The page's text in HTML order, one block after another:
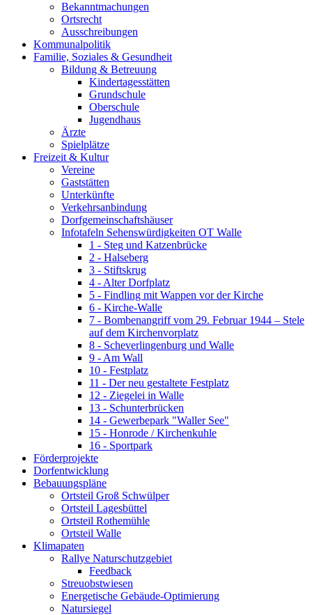
Bekanntmachungen
Ortsrecht
Ausschreibungen
Kommunalpolitik
Familie, Soziales & Gesundheit
Bildung & Betreuung
Kindertagesstätten
Grundschule
Oberschule
Jugendhaus
Ärzte
Spielplätze
Freizeit & Kultur
Vereine
Gaststätten
Unterkünfte
Verkehrsanbindung
Dorfgemeinschaftshäuser
Infotafeln Sehenswürdigkeiten OT Walle
1 - Steg und Katzenbrücke
2 - Halseberg
3 - Stiftskrug
4 - Alter Dorfplatz
5 - Findling mit Wappen vor der Kirche
6 - Kirche-Walle
7 - Bombenangriff vom 29. Februar 1944 – Stele
auf dem Kirchenvorplatz
8 - Scheverlingenburg und Walle
9 - Am Wall
10 - Festplatz
11 - Der neu gestaltete Festplatz
12 - Ziegelei in Walle
13 - Schunterbrücken
14 - Gewerbepark "Waller See"
15 - Honrode / Kirchenkuhle
16 - Sportpark
Förderprojekte
Dorfentwicklung
Bebauungspläne
Ortsteil Groß Schwülper
Ortsteil Lagesbüttel
Ortsteil Rothemühle
Ortsteil Walle
Klimapaten
Rallye Naturschutzgebiet
Feedback
Streuobstwiesen
Energetische Gebäude-Optimierung
Natursiegel